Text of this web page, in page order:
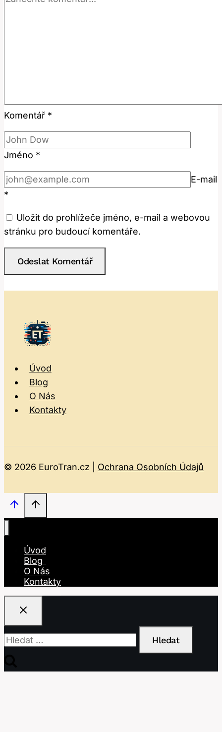
Komentář *
Jméno *
E-mail
*
Uložit do prohlížeče jméno, e-mail a webovou
stránku pro budoucí komentáře.
Úvod
Blog
O Nás
Kontakty
© 2026 EuroTran.cz | Ochrana Osobních Údajů
Úvod
Blog
O Nás
Kontakty
Vyhledávání